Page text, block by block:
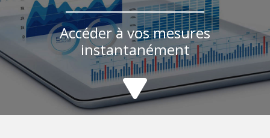
Accéder à vos mesures
instantanément